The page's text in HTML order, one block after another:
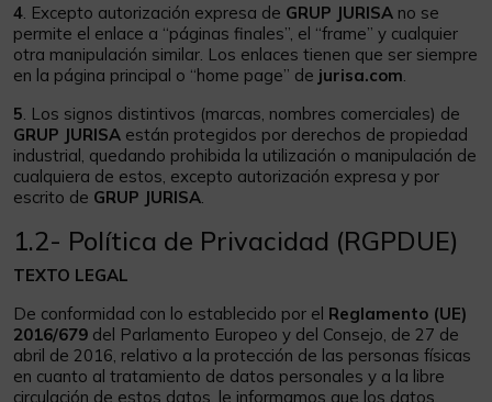
4 . Excepto autorización expresa de GRUP JURISA no se
permite el enlace a “páginas finales”, el “frame” y cualquier
otra manipulación similar. Los enlaces tienen que ser siempre
en la página principal o “home page” de jurisa.com
5 . Los signos distintivos (marcas, nombres comerciales) de
GRUP JURISA están protegidos por derechos de propiedad
industrial, quedando prohibida la utilización o manipulación de
cualquiera de estos, excepto autorización expresa y por
escrito de GRUP JURISA
1.2- Política de Privacidad (RGPDUE)
TEXTO LEGAL
De conformidad con lo establecido por el Reglamento (UE)
2016/679 del Parlamento Europeo y del Consejo, de 27 de
abril de 2016, relativo a la protección de las personas físicas
en cuanto al tratamiento de datos personales y a la libre
circulación de estos datos, le informamos que los datos